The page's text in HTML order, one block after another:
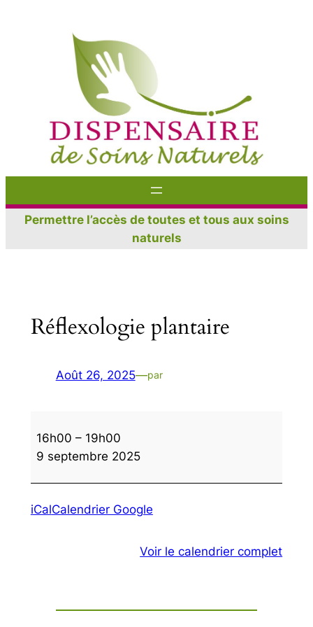
Permettre l’accès de toutes et tous aux soins
naturels
Réflexologie plantaire
Août 26, 2025—par
plantaire
16h00 – 19h00
9 septembre 2025
iCalCalendrier Google
Voir le calendrier complet